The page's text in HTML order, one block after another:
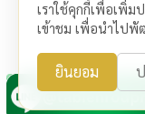
เราใช้คุกกี้เพื่อเพิ่ม
เข้าชม เพื่อนำไปพั
ยินยอม